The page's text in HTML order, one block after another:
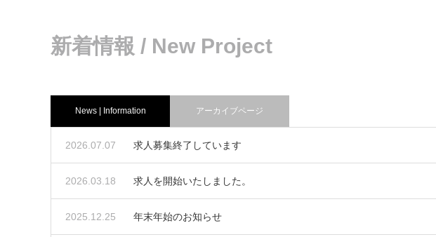
新着情報 / New Project
News | Information アーカイブページ
2026.07.07 求人募集終了しています
2026.03.18 求人を開始いたしました。
2025.12.25 年末年始のお知らせ